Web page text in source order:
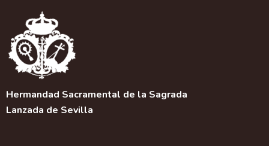
c
i
ó
n
d
e
l
Hermandad Sacramental de la Sagrada
Lanzada de Sevilla